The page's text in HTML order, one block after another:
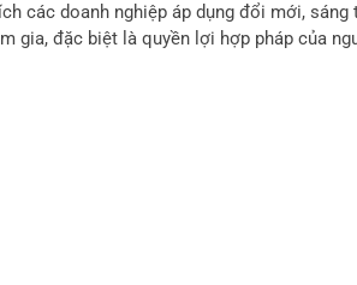
các doanh nghiệp áp dụng đổi mới,
gia, đặc biệt là quyền lợi hợp pháp của